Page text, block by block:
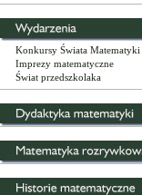
Konkursy Świata Matematyki
Imprezy matematyczne
Świat przedszkolaka